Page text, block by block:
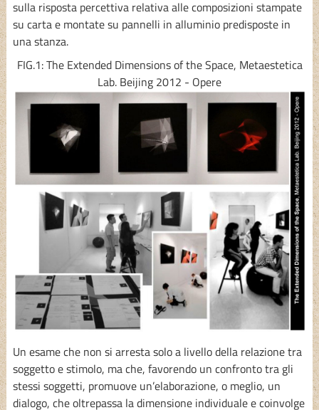
sulla risposta percettiva relativa alle composizioni stampate
su carta e montate su pannelli in alluminio predisposte in
una stanza.
FIG.1: The Extended Dimensions of the Space, Metaestetica
Lab. Beijing 2012 - Opere
Un esame che non si arresta solo a livello della relazione tra
soggetto e stimolo, ma che, favorendo un confronto tra gli
stessi soggetti, promuove un’elaborazione, o meglio, un
dialogo, che oltrepassa la dimensione individuale e coinvolge